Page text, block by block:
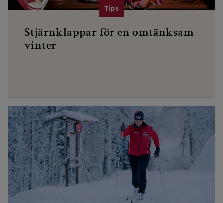
Stjärnklappar för en omtänksam
vinter